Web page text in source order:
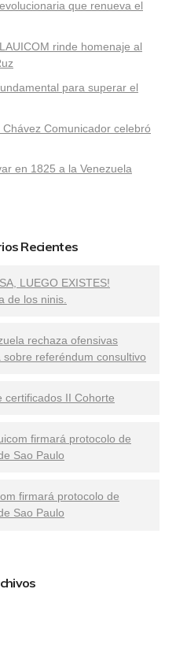
que renueva el
rinde homenaje al
para superar el
Comunicador celebró
en 1825 a la Venezuela
Recientes
LUEGO EXISTES!
de los ninis.
rechaza ofensivas
referéndum consultivo
certificados II Cohorte
firmará protocolo de
Sao Paulo
firmará protocolo de
Sao Paulo